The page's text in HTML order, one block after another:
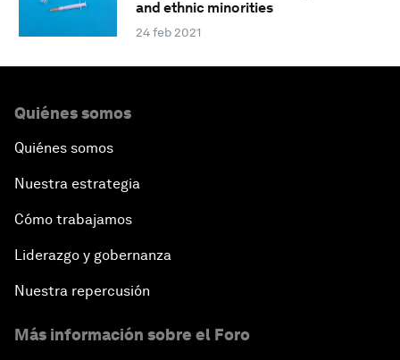
and ethnic minorities
24 feb 2021
Quiénes somos
Quiénes somos
Nuestra estrategia
Cómo trabajamos
Liderazgo y gobernanza
Nuestra repercusión
Más información sobre el Foro